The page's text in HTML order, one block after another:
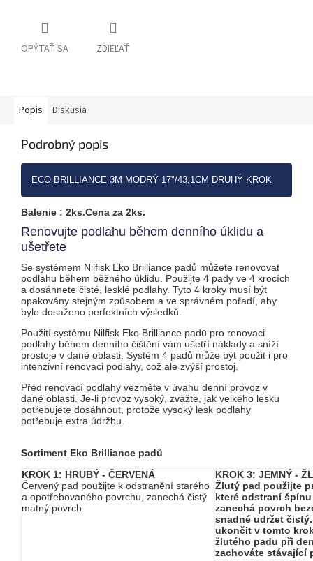
OPÝTAŤ SA ZDIEĽAŤ
Popis Diskusia
Podrobný popis
ECO BRILLIANCE 3M MODRÝ 17"/43,1CM DRUHÝ KROK
10002337
Balenie : 2ks.Cena za 2ks.
Renovujte podlahu během denního úklidu a
ušetřete
Se systémem Nilfisk Eko Brilliance padů můžete renovovat
podlahu během běžného úklidu. Použijte 4 pady ve 4 krocích
a dosáhnete čisté, lesklé podlahy. Tyto 4 kroky musí být
opakovány stejným způsobem a ve správném pořadí, aby
bylo dosaženo perfektních výsledků.
Použití systému Nilfisk Eko Brilliance padů pro renovaci
podlahy během denního čištění vám ušetří náklady a sníží
prostoje v dané oblasti. Systém 4 padů může být použit i pro
intenzivní renovaci podlahy, což ale zvýší prostoj.
Před renovací podlahy vezměte v úvahu denní provoz v
dané oblasti. Je-li provoz vysoký, zvažte, jak velkého lesku
potřebujete dosáhnout, protože vysoký lesk podlahy
potřebuje extra údržbu.
Sortiment Eko Brilliance padů
KROK 1: HRUBÝ - ČERVENÁ
Červený pad použijte k odstranění starého
a opotřebovaného povrchu, zanechá čistý
matný povrch.
KROK 3: JEMNÝ -
Žlutý pad použijte
které odstraní
zanechá povrch
snadné udržet
ukončit v tomto
žlutého padu při
zachováte stávající